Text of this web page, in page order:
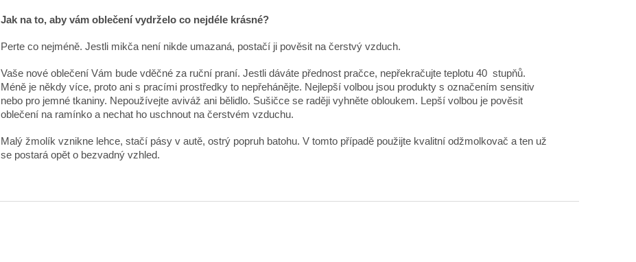
Jak na to, aby vám oblečení vydrželo co nejdéle krásné?
Perte co nejméně. Jestli mikča není nikde umazaná, postačí ji pověsit na čerstvý vzduch.
Vaše nové oblečení Vám bude vděčné za ruční praní. Jestli dáváte přednost pračce, nepřekračujte teplotu 40 stupňů.
Méně je někdy více, proto ani s pracími prostředky to nepřehánějte. Nejlepší volbou jsou produkty s označením sensitiv
nebo pro jemné tkaniny. Nepoužívejte aviváž ani bělidlo. Sušičce se raději vyhněte obloukem. Lepší volbou je pověsit
oblečení na ramínko a nechat ho uschnout na čerstvém vzduchu.
Malý žmolík vznikne lehce, stačí pásy v autě, ostrý popruh batohu. V tomto případě použijte kvalitní odžmolkovač a ten už
se postará opět o bezvadný vzhled.